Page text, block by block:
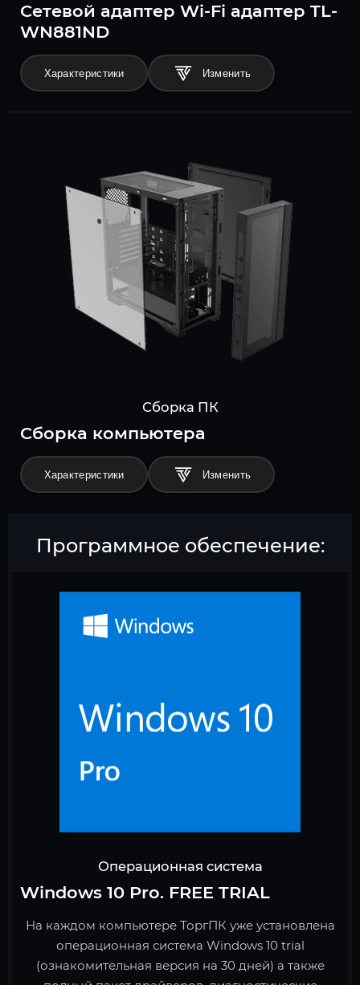
Сетевой адаптер Wi-Fi адаптер TL-
WN881ND
Характеристики
Сборка ПК
Cборка компьютера
Характеристики
Программное обеспечение:
Операционная система
Windows 10 Pro. FREE TRIAL
На каждом компьютере ТоргПК уже установлена
операционная система Windows 10 trial
(ознакомительная версия на 30 дней) а также